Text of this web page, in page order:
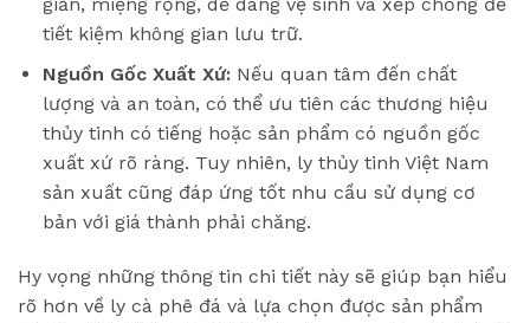
tiết kiệm không gian lưu trữ.
Nguồn Gốc Xuất Xứ:Nếu quan tâm đến chất
lượng và an toàn, có thể ưu tiên các thương hiệu
thủy tinh có tiếng hoặc sản phẩm có nguồn gốc
xuất xứ rõ ràng. Tuy nhiên, ly thủy tinh Việt Nam
sản xuất cũng đáp ứng tốt nhu cầu sử dụng cơ
bản với giá thành phải chăng.
Hy vọng những thông tin chi tiết này sẽ giúp bạn hiểu
rõ hơn về ly cà phê đá và lựa chọn được sản phẩm